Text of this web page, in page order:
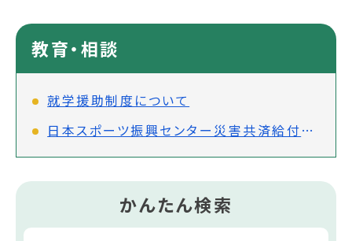
教育・相談
就学援助制度について
日本スポーツ振興センター災害共済給付金制度について
かんたん検索